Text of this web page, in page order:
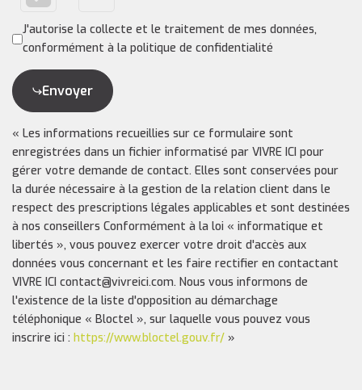
J'autorise la collecte et le traitement de mes données,
conformément à la politique de confidentialité
Envoyer
« Les informations recueillies sur ce formulaire sont
enregistrées dans un fichier informatisé par VIVRE ICI pour
gérer votre demande de contact. Elles sont conservées pour
la durée nécessaire à la gestion de la relation client dans le
respect des prescriptions légales applicables et sont destinées
à nos conseillers Conformément à la loi « informatique et
libertés », vous pouvez exercer votre droit d'accès aux
données vous concernant et les faire rectifier en contactant
VIVRE ICI contact@vivreici.com. Nous vous informons de
l'existence de la liste d'opposition au démarchage
téléphonique « Bloctel », sur laquelle vous pouvez vous
inscrire ici : https://www.bloctel.gouv.fr/ »